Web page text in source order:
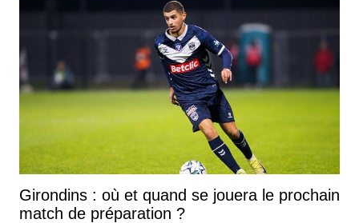
Girondins : où et quand se jouera le prochain
match de préparation ?